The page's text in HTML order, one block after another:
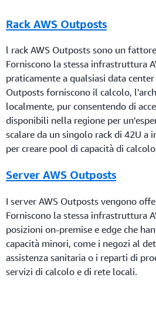
Rack AWS Outposts
l rack AWS Outposts sono un
Forniscono la stessa infrastruttura
praticamente a qualsiasi data
Outposts forniscono il calcolo,
localmente, pur consentendo di
disponibili nella regione per
scalare da un singolo rack di 42U
per creare pool di capacità di
Server AWS Outposts
I server AWS Outposts vengono
Forniscono la stessa infrastruttura
posizioni on-premise e edge che
capacità minori, come i negozi al
assistenza sanitaria o i reparti di
servizi di calcolo e di rete locali.